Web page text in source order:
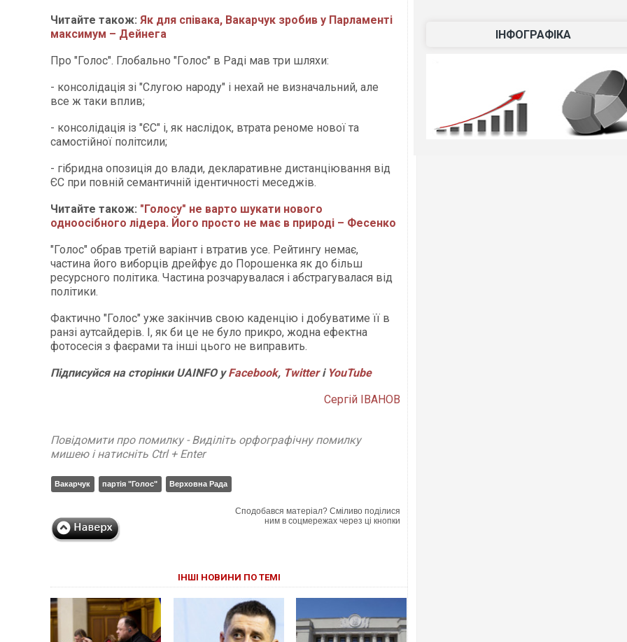
Читайте також: Як для співака, Вакарчук зробив у Парламенті
максимум – Дейнега
Про "Голос". Глобально "Голос" в Раді мав три шляхи:
- консолідація зі "Слугою народу" і нехай не визначальний, але
все ж таки вплив;
- консолідація із "ЄС" і, як наслідок, втрата реноме нової та
самостійної політсили;
- гібридна опозиція до влади, декларативне дистанціювання від
ЄС при повній семантичній ідентичності меседжів.
Читайте також: "Голосу" не варто шукати нового
одноосібного лідера. Його просто не має в природі – Фесенко
"Голос" обрав третій варіант і втратив усе. Рейтингу немає,
частина його виборців дрейфує до Порошенка як до більш
ресурсного політика. Частина розчарувалася і абстрагувалася від
політики.
Фактично "Голос" уже закінчив свою каденцію і добуватиме її в
ранзі аутсайдерів. І, як би це не було прикро, жодна ефектна
фотосесія з фаєрами та інші цього не виправить.
Підписуйся на сторінки UAINFO уFacebook, Twitterі YouTube
Сергій ІВАНОВ
Повідомити про помилку - Виділіть орфографічну помилку
мишею і натисніть Ctrl + Enter
Вакарчук партія "Голос" Верховна Рада
Сподобався матеріал? Сміливо поділися
ним в соцмережах через ці кнопки
ІНШІ НОВИНИ ПО ТЕМІ
ІНФОГРАФІКА
Ворог завдав комбінованого
двоє поранених. Ще десятеро
після атаки БПЛА по ринку на